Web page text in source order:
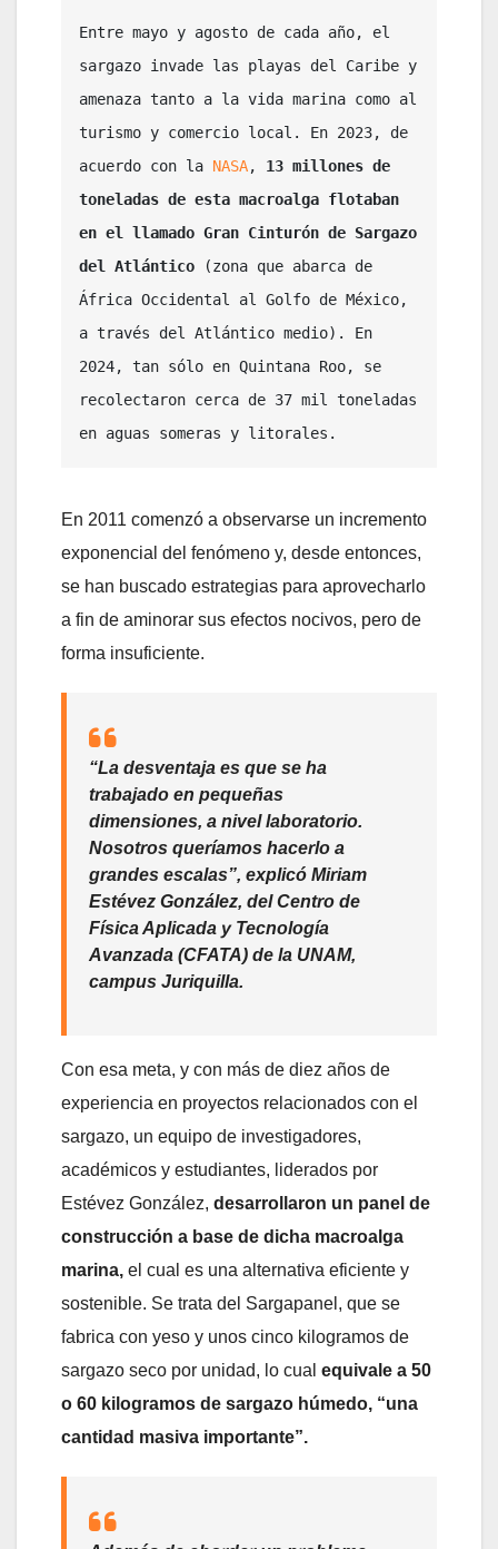
Entre mayo y agosto de cada año, el
sargazo invade las playas del Caribe y
amenaza tanto a la vida marina como al
turismo y comercio local. En 2023, de
acuerdo con la NASA, 13 millones de
toneladas de esta macroalga flotaban
en el llamado Gran Cinturón de Sargazo
del Atlántico
(zona que abarca de
África Occidental al Golfo de México,
a través del Atlántico medio). En
2024, tan sólo en Quintana Roo, se
recolectaron cerca de 37 mil toneladas
en aguas someras y litorales.
En 2011 comenzó a observarse un incremento
exponencial del fenómeno y, desde entonces,
se han buscado estrategias para aprovecharlo
a fin de aminorar sus efectos nocivos, pero de
forma insuficiente.
“La desventaja es que se ha
trabajado en pequeñas
dimensiones, a nivel laboratorio.
Nosotros queríamos hacerlo a
grandes escalas”, explicó Miriam
Estévez González, del Centro de
Física Aplicada y Tecnología
Avanzada (CFATA) de la UNAM,
campus Juriquilla.
Con esa meta, y con más de diez años de
experiencia en proyectos relacionados con el
sargazo, un equipo de investigadores,
académicos y estudiantes, liderados por
Estévez González, desarrollaron un panel de
construcción a base de dicha macroalga
marina, el cual es una alternativa eficiente y
sostenible. Se trata del Sargapanel, que se
fabrica con yeso y unos cinco kilogramos de
sargazo seco por unidad, lo cual equivale a 50
o 60 kilogramos de sargazo húmedo, “una
cantidad masiva importante”.